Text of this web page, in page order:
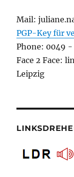
Mail:
PGP-Key für
Phone: 0049 -
Face 2 Face:
Leipzig